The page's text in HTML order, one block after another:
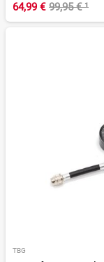
64,99 € 99,95 €¹
TBG